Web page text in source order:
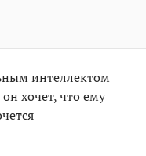
интеллектом
хочет, что ему